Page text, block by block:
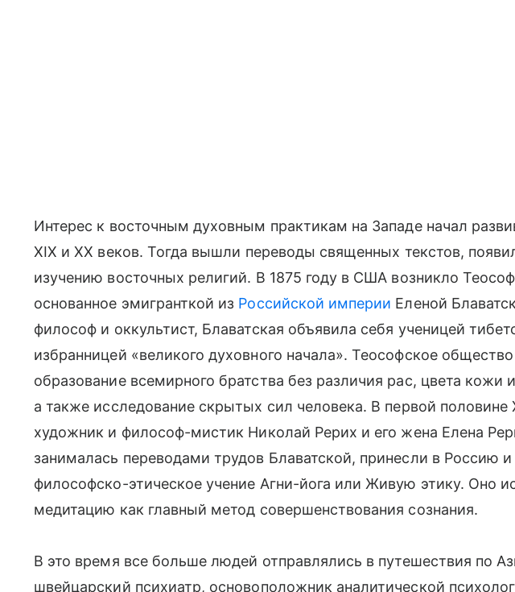
Интерес к восточным духовным практикам на Западе начал
XIX и XX веков. Тогда вышли переводы священных текстов,
изучению восточных религий. В 1875 году в США возникло
основанное эмигранткой из Российской империи Еленой
философ и оккультист, Блаватская объявила себя ученицей
избранницей «великого духовного начала». Теософское
образование всемирного братства без различия рас, цвета кожи
а также исследование скрытых сил человека. В первой половине
художник и философ-мистик Николай Рерих и его жена Елена
занималась переводами трудов Блаватской, принесли в Россию
философско-этическое учение Агни-йога или Живую этику. Оно
медитацию как главный метод совершенствования сознания.
В это время все больше людей отправлялись в путешествия по
швейцарский психиатр, основоположник аналитической